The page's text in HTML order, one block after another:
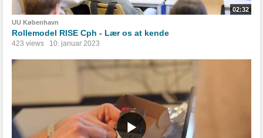
02:32
UU København
Rollemodel RISE Cph - Lær os at kende
423 views 10. januar 2023